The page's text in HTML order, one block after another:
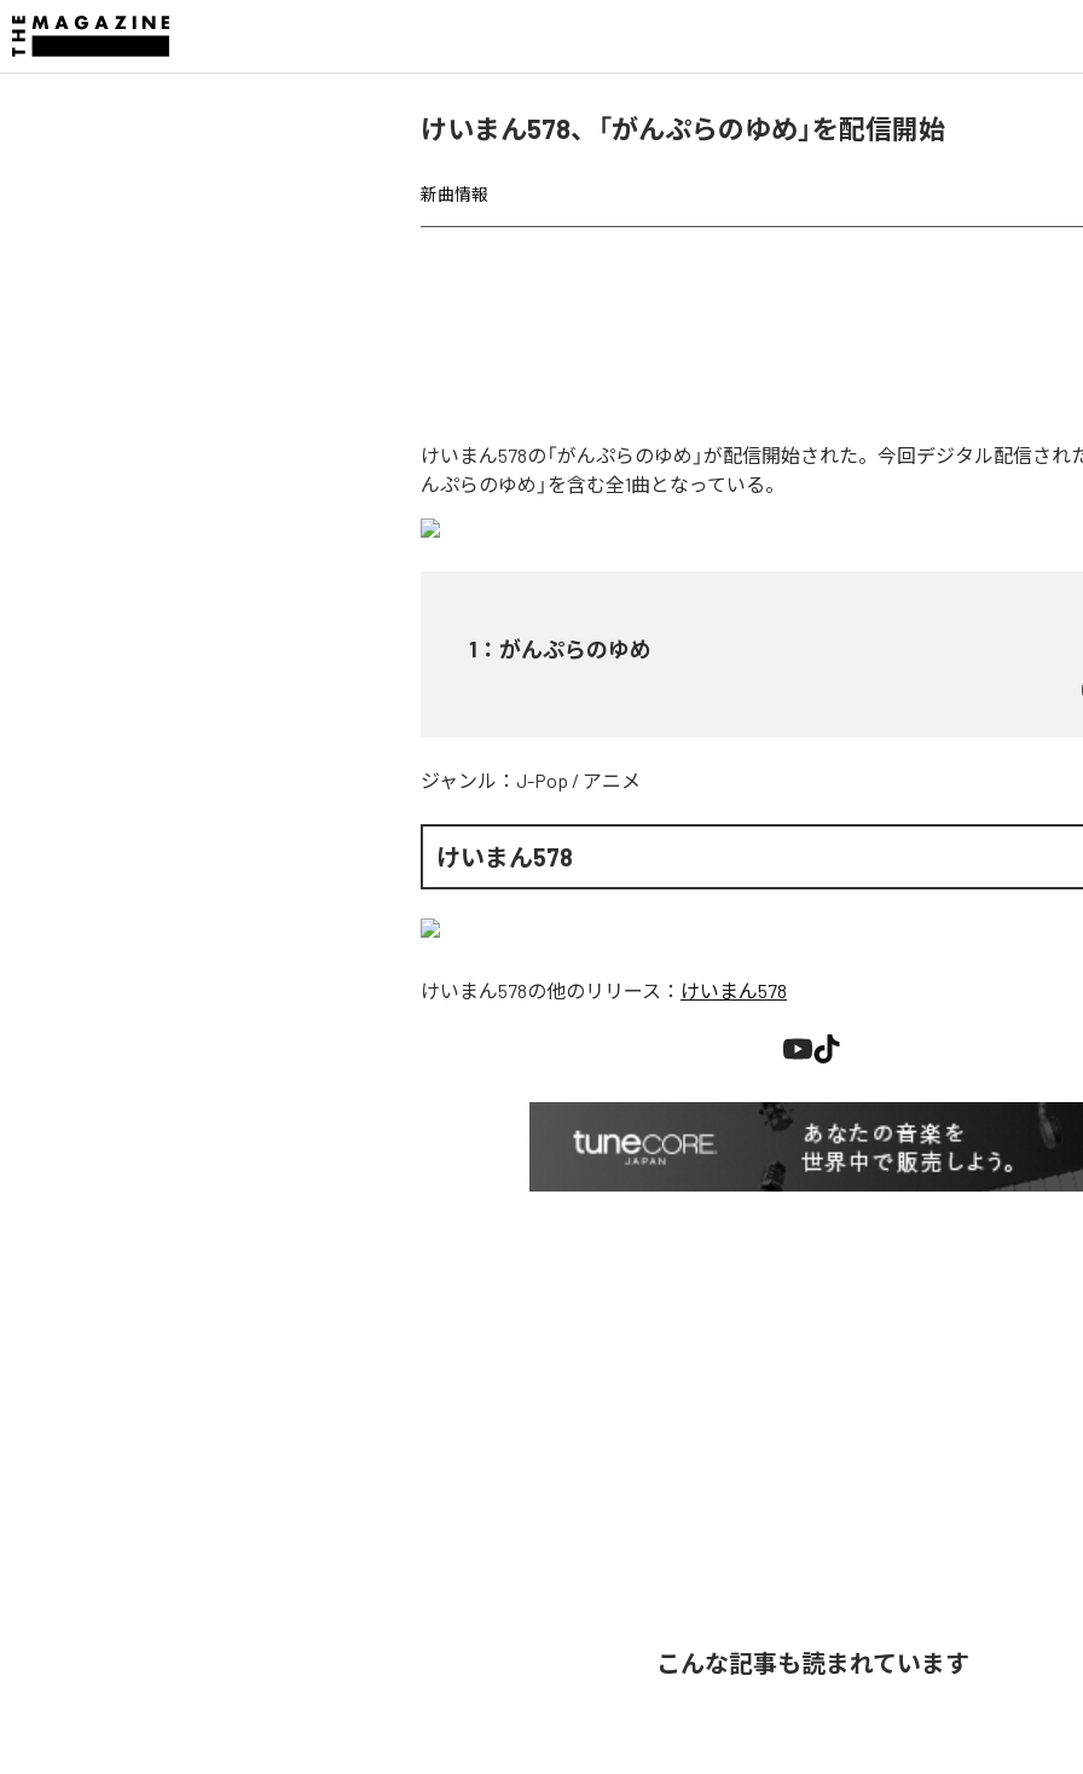
けいまん578、「がんぷらのゆめ」を配信開始
新曲情報
けいまん578の「がんぷらのゆめ」が配信開始された。今回デジタル配信され
んぷらのゆめ」を含む全1曲となっている。
1 ： がんぷらのゆめ
ジャンル： J-Pop / アニメ
けいまん578
けいまん578の他のリリース： けいまん578
こんな記事も読まれています